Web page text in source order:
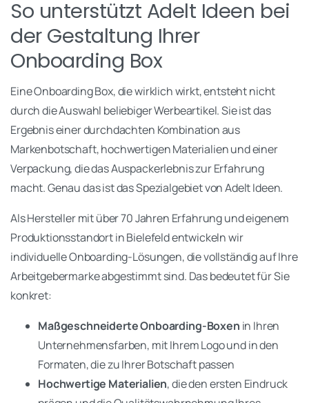
So unterstützt Adelt Ideen bei
der Gestaltung Ihrer
Onboarding Box
Eine Onboarding Box, die wirklich wirkt, entsteht nicht
durch die Auswahl beliebiger Werbeartikel. Sie ist das
Ergebnis einer durchdachten Kombination aus
Markenbotschaft, hochwertigen Materialien und einer
Verpackung, die das Auspackerlebnis zur Erfahrung
macht. Genau das ist das Spezialgebiet von Adelt Ideen.
Als Hersteller mit über 70 Jahren Erfahrung und eigenem
Produktionsstandort in Bielefeld entwickeln wir
individuelle Onboarding-Lösungen, die vollständig auf Ihre
Arbeitgebermarke abgestimmt sind. Das bedeutet für Sie
konkret:
Maßgeschneiderte Onboarding-Boxen in Ihren
Unternehmensfarben, mit Ihrem Logo und in den
Formaten, die zu Ihrer Botschaft passen
Hochwertige Materialien, die den ersten Eindruck